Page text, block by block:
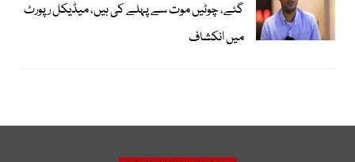
گئے، چوٹیں موت سے پہلے کی ہیں، میڈیکل رپورٹ
میں انکشاف